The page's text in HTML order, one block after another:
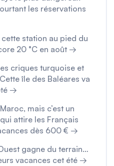
les réservations
station au pied du
20 °C en août →
criques turquoise et
île des Baléares va
→
mais c’est un
attire les Français
dès 600 € →
gagne du terrain…
vacances cet été →